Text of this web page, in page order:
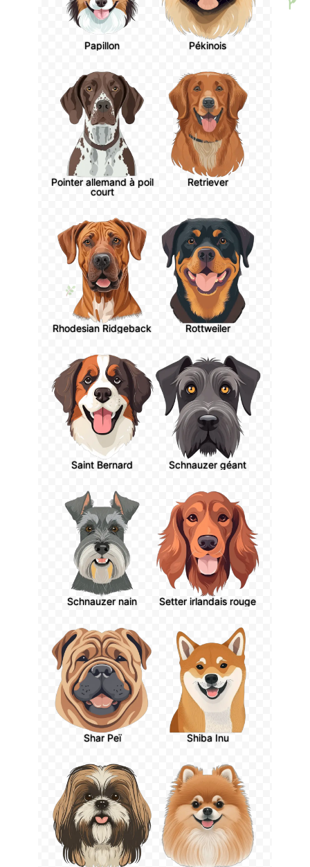
Papillon Pékinois
Pointer allemand à poil
court
Retriever
Rhodesian Ridgeback Rottweiler
Saint Bernard Schnauzer géant
Schnauzer nain Setter irlandais rouge
Shar Peï Shiba Inu